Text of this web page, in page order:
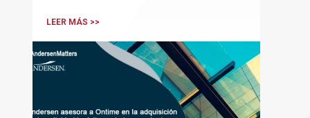
LEER MÁS >>